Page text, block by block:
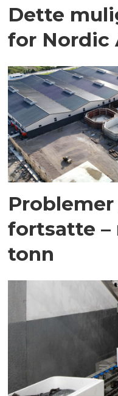
Dette
for Nordic
fortsatte –
tonn